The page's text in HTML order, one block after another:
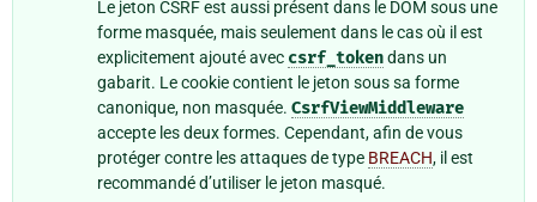
Le jeton CSRF est aussi présent dans le DOM sous une
forme masquée, mais seulement dans le cas où il est
explicitement ajouté avec csrf_tokendans un
gabarit. Le cookie contient le jeton sous sa forme
canonique, non masquée. CsrfViewMiddleware
accepte les deux formes. Cependant, afin de vous
protéger contre les attaques de type BREACH, il est
recommandé d’utiliser le jeton masqué.